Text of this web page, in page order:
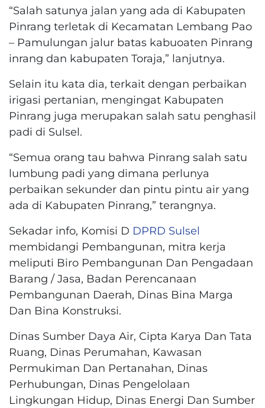
“Salah satunya jalan yang ada di Kabupaten
Pinrang terletak di Kecamatan Lembang Pao
– Pamulungan jalur batas kabuoaten Pinrang
inrang dan kabupaten Toraja,” lanjutnya.
Selain itu kata dia, terkait dengan perbaikan
irigasi pertanian, mengingat Kabupaten
Pinrang juga merupakan salah satu penghasil
padi di Sulsel.
“Semua orang tau bahwa Pinrang salah satu
lumbung padi yang dimana perlunya
perbaikan sekunder dan pintu pintu air yang
ada di Kabupaten Pinrang,” terangnya.
Sekadar info, Komisi D DPRD Sulsel
membidangi Pembangunan, mitra kerja
meliputi Biro Pembangunan Dan Pengadaan
Barang / Jasa, Badan Perencanaan
Pembangunan Daerah, Dinas Bina Marga
Dan Bina Konstruksi.
Dinas Sumber Daya Air, Cipta Karya Dan Tata
Ruang, Dinas Perumahan, Kawasan
Permukiman Dan Pertanahan, Dinas
Perhubungan, Dinas Pengelolaan
Lingkungan Hidup, Dinas Energi Dan Sumber